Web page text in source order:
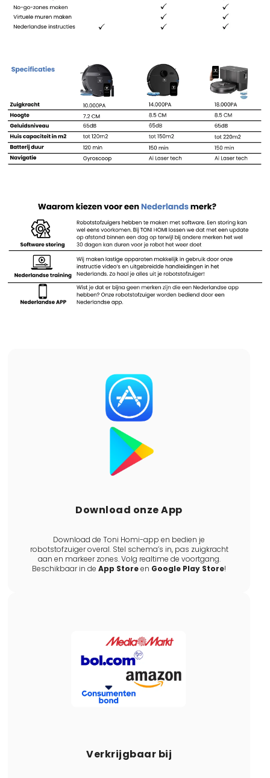
Download onze App
Download de Toni Homi-app en bedien je
robotstofzuiger overal. Stel schema’s in, pas zuigkracht
aan en markeer zones. Volg realtime de voortgang.
Beschikbaar in de App Storeen Google Play Store!
Verkrijgbaar bij